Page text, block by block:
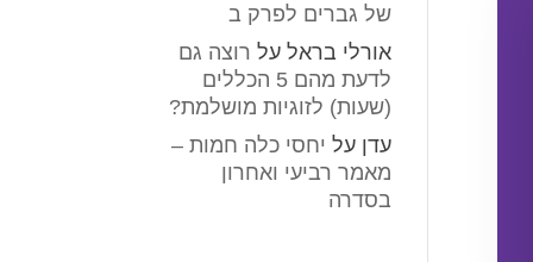
של גברים לפרק ב
אורלי בראל על רוצה גם
לדעת מהם 5 הכללים
(שעות) לזוגיות מושלמת?
עדן על יחסי כלה חמות –
מאמר רביעי ואחרון
בסדרה